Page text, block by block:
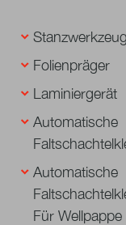
Stanzwerkzeug
Folienpräger
Laminiergerät
Automatische
Automatische
Für Wellpappe